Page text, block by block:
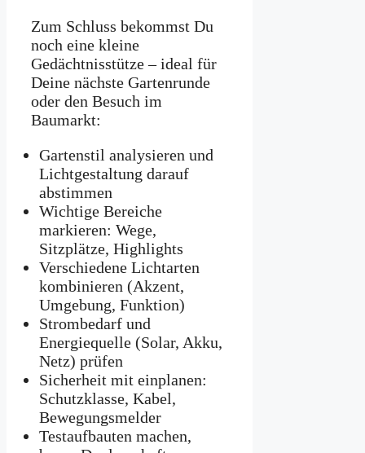
Zum Schluss bekommst Du
noch eine kleine
Gedächtnisstütze – ideal für
Deine nächste Gartenrunde
oder den Besuch im
Baumarkt:
Gartenstil analysieren und
Lichtgestaltung darauf
abstimmen
Wichtige Bereiche
markieren: Wege,
Sitzplätze, Highlights
Verschiedene Lichtarten
kombinieren (Akzent,
Umgebung, Funktion)
Strombedarf und
Energiequelle (Solar, Akku,
Netz) prüfen
Sicherheit mit einplanen:
Schutzklasse, Kabel,
Bewegungsmelder
Testaufbauten machen,